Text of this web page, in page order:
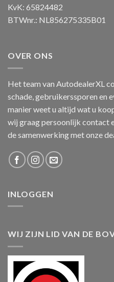
KvK: 65824482
BTWnr.: NL856275335B01
OVER ONS
Het team van AutodealerXL
schade, gebruikerssporen en
manier weet u altijd wat u
wij graag persoonlijk contact
de samenwerking met onze
INLOGGEN
WIJ ZIJN LID VAN DE